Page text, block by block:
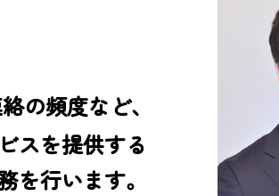
の頻度など、
スを提供する
を行います。